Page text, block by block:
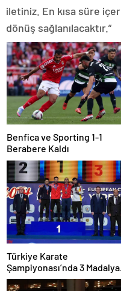
iletiniz. En kısa süre
dönüş sağlanılacaktır.”
Benfica ve Sporting 1-1
Berabere Kaldı
Türkiye Karate
Şampiyonası’nda 3 Madalya
Kazandı